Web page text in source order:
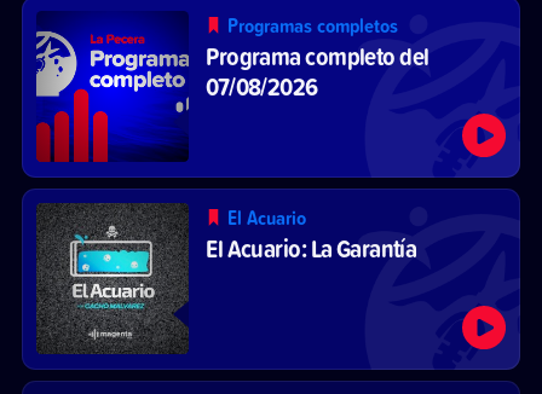
Programas completos
Programa completo del
07/08/2026
El Acuario
El Acuario: La Garantía